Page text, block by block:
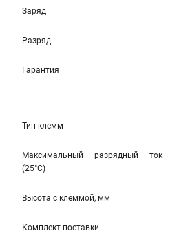
Заряд
Разряд
Гарантия
Тип клемм
Максимальный разрядный ток
(25°С)
Высота c клеммой, мм
Комплект поставки